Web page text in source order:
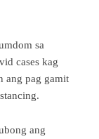
sa
cases kag
ang pag gamit
ang